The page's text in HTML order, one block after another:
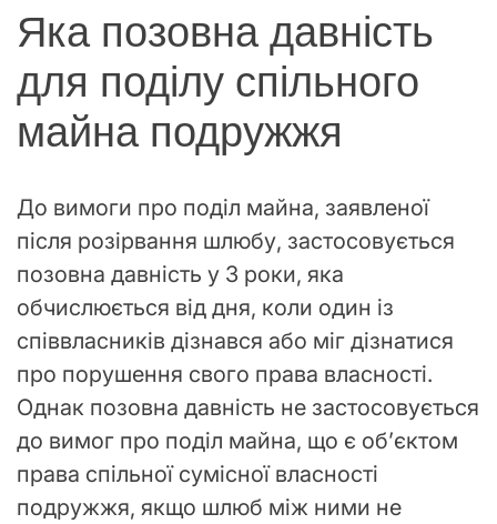
Яка позовна давність
для поділу спільного
майна подружжя
До вимоги про поділ майна, заявленої
після розірвання шлюбу, застосовується
позовна давність у 3 роки, яка
обчислюється від дня, коли один із
співвласників дізнався або міг дізнатися
про порушення свого права власності.
Однак позовна давність не застосовується
до вимог про поділ майна, що є об’єктом
права спільної сумісної власності
подружжя, якщо шлюб між ними не